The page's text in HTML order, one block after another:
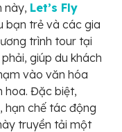
này, Let’s Fly
bạn trẻ và các gia
trình tour tại
giúp du khách
vào văn hóa
hoa. Đặc biệt,
hạn chế tác động
truyền tải một